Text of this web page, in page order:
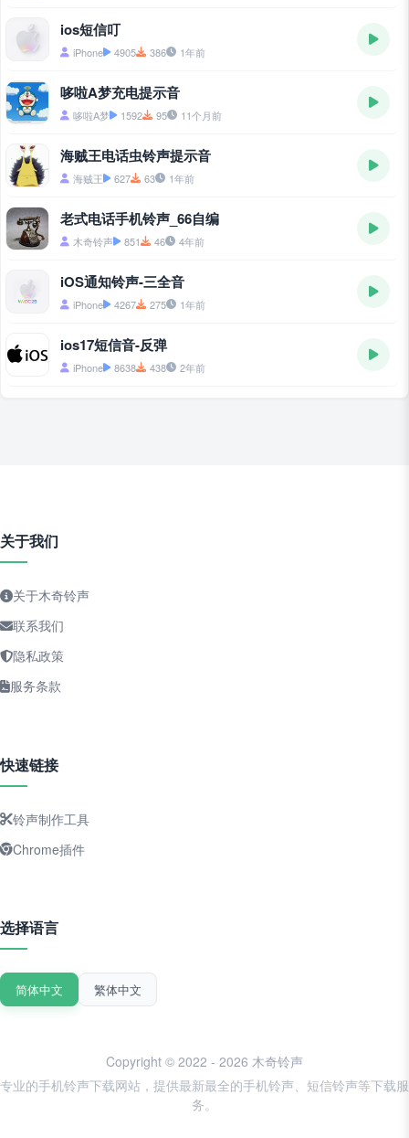
ios短信叮
iPhone 4905 386 1年前
哆啦A梦充电提示音
哆啦A梦 1592 95 11个月前
海贼王电话虫铃声提示音
海贼王 627 63 1年前
老式电话手机铃声_66自编
木奇铃声 851 46 4年前
iOS通知铃声-三全音
iPhone 4267 275 1年前
ios17短信音-反弹
iPhone 8638 438 2年前
关于我们
关于木奇铃声
联系我们
隐私政策
服务条款
快速链接
铃声制作工具
Chrome插件
选择语言
简体中文 繁体中文
Copyright © 2022 - 2026 木奇铃声
专业的手机铃声下载网站，提供最新最全的手机铃声、短信铃声等下载服
务。